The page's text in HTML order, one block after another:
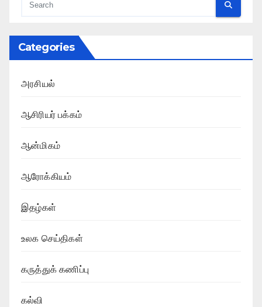
Categories
அரசியல்
ஆசிரியர் பக்கம்
ஆன்மிகம்
ஆரோக்கியம்
இதழ்கள்
உலக செய்திகள்
கருத்துக் கணிப்பு
கல்வி